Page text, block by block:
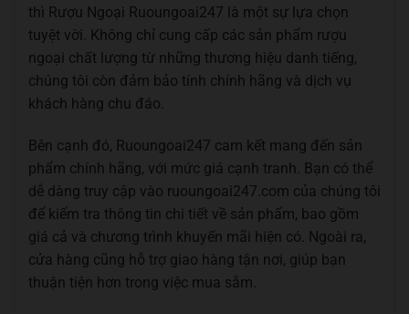
thì Rượu Ngoại Ruoungoai247 là một sự lựa chọn
tuyệt vời. Không chỉ cung cấp các sản phẩm rượu
ngoại chất lượng từ những thương hiệu danh tiếng,
chúng tôi còn đảm bảo tính chính hãng và dịch vụ
khách hàng chu đáo.
Bên cạnh đó, Ruoungoai247 cam kết mang đến sản
phẩm chính hãng, với mức giá cạnh tranh. Bạn có thể
dễ dàng truy cập vào ruoungoai247.com của chúng tôi
để kiểm tra thông tin chi tiết về sản phẩm, bao gồm
giá cả và chương trình khuyến mãi hiện có. Ngoài ra,
cửa hàng cũng hỗ trợ giao hàng tận nơi, giúp bạn
thuận tiện hơn trong việc mua sắm.